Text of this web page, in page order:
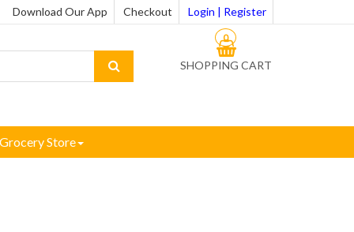
Download Our App Checkout Login | Register
SHOPPING CART
0
Grocery Store